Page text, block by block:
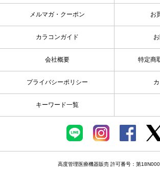
メルマガ・クーポン お
カラコンガイド
会社概要 特定商
プライバシーポリシー
キーワード一覧
高度管理医療機器販売 許可番号：第